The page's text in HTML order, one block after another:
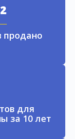
продано
для
за 10 лет